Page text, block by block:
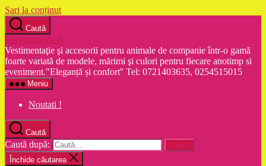
Sari la conținut
Caută
Euroanimode ®
Vestimentaţie şi accesorii pentru animale de companie într-o gamă
foarte variată de modele, mărimi şi culori pentru fiecare anotimp si
eveniment."Eleganță și confort'' Tel: 0721403635, 0254515015
Meniu
Noutati !
Caută
Caută după:
Închide căutarea